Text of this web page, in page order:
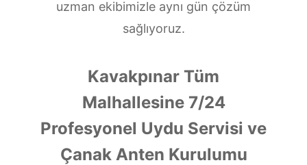
uzman ekibimizle aynı gün çözüm
sağlıyoruz.
Kavakpınar Tüm
Malhallesine 7/24
Profesyonel Uydu Servisi ve
Çanak Anten Kurulumu